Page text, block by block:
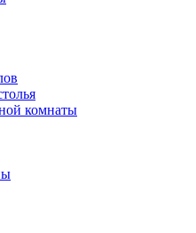
комнаты